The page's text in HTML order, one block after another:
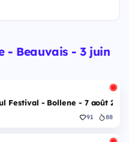
- Beauvais - 3 juin
Festival - Bollene - 7 août 2026
91 88